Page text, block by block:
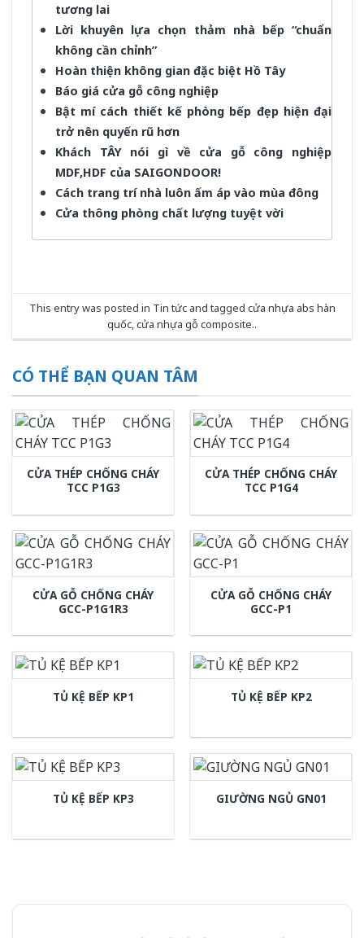
tương lai
Lời khuyên lựa chọn thảm nhà bếp “chuẩn
không cần chỉnh”
Hoàn thiện không gian đặc biệt Hồ Tây
Báo giá cửa gỗ công nghiệp
Bật mí cách thiết kế phòng bếp đẹp hiện đại
trở nên quyến rũ hơn
Khách TÂY nói gì về cửa gỗ công nghiệp
MDF,HDF của SAIGONDOOR!
Cách trang trí nhà luôn ấm áp vào mùa đông
Cửa thông phòng chất lượng tuyệt vời
This entry was posted in Tin tứcand tagged cửa nhựa abs hàn
quốc,cửa nhựa gỗ composite..
CÓ THỂ BẠN QUAN TÂM
CỬA THÉP CHỐNG CHÁY
TCC P1G3
CỬA THÉP CHỐNG CHÁY
TCC P1G4
CỬA GỖ CHỐNG CHÁY
GCC-P1G1R3
CỬA GỖ CHỐNG CHÁY
GCC-P1
TỦ KỆ BẾP KP1 TỦ KỆ BẾP KP2
TỦ KỆ BẾP KP3 GIƯỜNG NGỦ GN01